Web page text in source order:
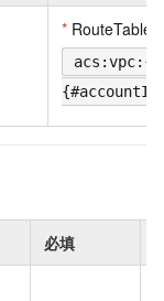
* RouteTable
必填